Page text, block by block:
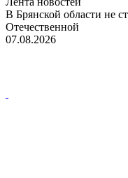
В Брянской области не
Отечественной
07.08.2026